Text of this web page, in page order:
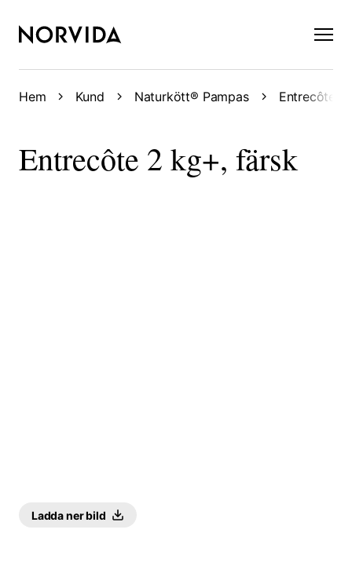
Hem Kund Naturkött® Pampas Entrecôte 2
Entrecôte 2 kg+, färsk
Ladda ner bild